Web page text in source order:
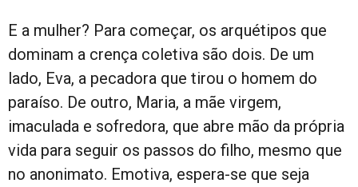
E a mulher? Para começar, os arquétipos que
dominam a crença coletiva são dois. De um
lado, Eva, a pecadora que tirou o homem do
paraíso. De outro, Maria, a mãe virgem,
imaculada e sofredora, que abre mão da própria
vida para seguir os passos do filho, mesmo que
no anonimato. Emotiva, espera-se que seja